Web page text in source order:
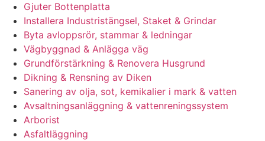
Gjuter Bottenplatta
Installera Industristängsel, Staket & Grindar
Byta avloppsrör, stammar & ledningar
Vägbyggnad & Anlägga väg
Grundförstärkning & Renovera Husgrund
Dikning & Rensning av Diken
Sanering av olja, sot, kemikalier i mark & vatten
Avsaltningsanläggning & vattenreningssystem
Arborist
Asfaltläggning